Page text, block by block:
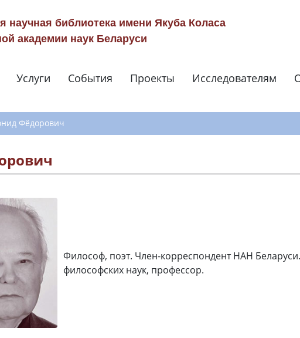
научная библиотека имени Якуба Коласа
академии наук Беларуси
Навигация по
Услуги События Проекты Исследователям
Фёдорович
Философ, поэт. Член-корреспондент НАН
философских наук, профессор.